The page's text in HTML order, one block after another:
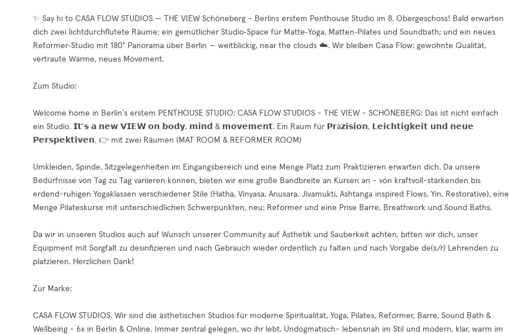
✨ Say hi to CASA FLOW STUDIOS — THE VIEW Schöneberg - Berlins erstem Penthouse Studio im 8. Obergeschoss! Bald erwarten
dich zwei lichtdurchflutete Räume: ein gemütlicher Studio‑Space für Matte‑Yoga, Matten‑Pilates und Soundbath; und ein neues
Reformer‑Studio mit 180° Panorama über Berlin — weitblickig, near the clouds ☁️. Wir bleiben Casa Flow: gewohnte Qualität,
vertraute Wärme, neues Movement.
Zum Studio:
Welcome home in Berlin's erstem PENTHOUSE STUDIO: CASA FLOW STUDIOS - THE VIEW - SCHÖNEBERG: Das ist nicht einfach
ein Studio. 𝗜𝘁’𝘀 𝗮 𝗻𝗲𝘄 𝗩𝗜𝗘𝗪 𝗼𝗻 𝗯𝗼𝗱𝘆, 𝗺𝗶𝗻𝗱 & 𝗺𝗼𝘃𝗲𝗺𝗲𝗻𝘁. Ein Raum für 𝗣𝗿ä𝘇𝗶𝘀𝗶𝗼𝗻, 𝗟𝗲𝗶𝗰𝗵𝘁𝗶𝗴𝗸𝗲𝗶𝘁 𝘂𝗻𝗱 𝗻𝗲𝘂𝗲
𝗣𝗲𝗿𝘀𝗽𝗲𝗸𝘁𝗶𝘃𝗲𝗻. 👉 mit zwei Räumen (MAT ROOM & REFORMER ROOM)
Umkleiden, Spinde, Sitzgelegenheiten im Eingangsbereich und eine Menge Platz zum Praktizieren erwarten dich. Da unsere
Bedürfnisse von Tag zu Tag variieren können, bieten wir eine große Bandbreite an Kursen an - von kraftvoll-stärkenden bis
erdend-ruhigen Yogaklassen verschiedener Stile (Hatha, Vinyasa, Anusara, Jivamukti, Ashtanga inspired Flows, Yin, Restorative), eine
Menge Pilateskurse mit unterschiedlichen Schwerpunkten, neu: Reformer und eine Prise Barre, Breathwork und Sound Baths.
Da wir in unseren Studios auch auf Wunsch unserer Community auf Ästhetik und Sauberkeit achten, bitten wir dich, unser
Equipment mit Sorgfalt zu desinfizieren und nach Gebrauch wieder ordentlich zu falten und nach Vorgabe de(s/r) Lehrenden zu
platzieren. Herzlichen Dank!
Zur Marke:
CASA FLOW STUDIOS. Wir sind die ästhetischen Studios für moderne Spiritualität, Yoga, Pilates, Reformer, Barre, Sound Bath &
Wellbeing - 6x in Berlin & Online. Immer zentral gelegen, wo ihr lebt. Undogmatisch- lebensnah im Stil und modern, klar, warm im